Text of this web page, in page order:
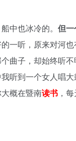
中也冰冷的。 但
一听，原来对河也
曲子，却始终听
听到一个女人唱
概在暨南读书 ，